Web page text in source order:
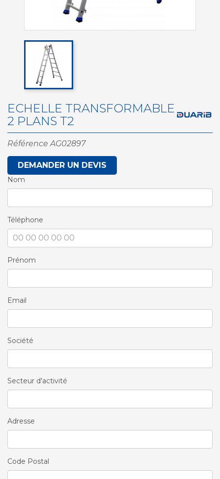
ECHELLE TRANSFORMABLE
2 PLANS T2
Référence AG02897
DEMANDER UN DEVIS
Nom
Téléphone
Prénom
Email
Société
Secteur d'activité
Adresse
Code Postal